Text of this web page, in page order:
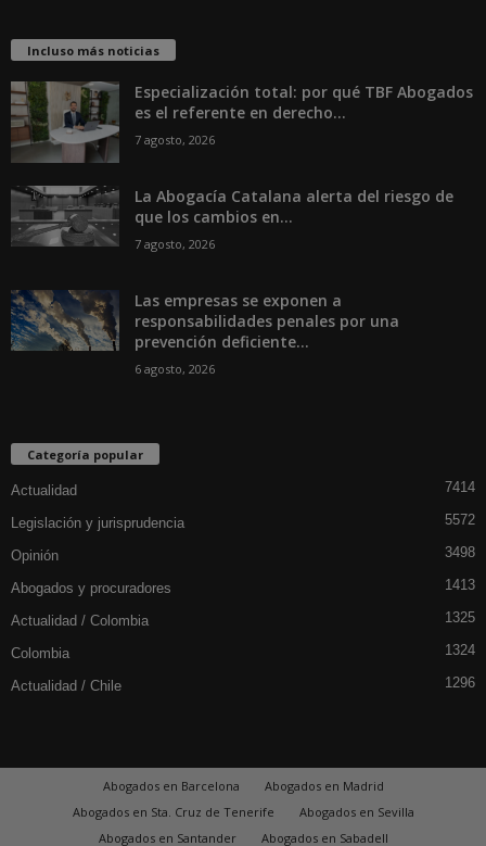
Incluso más noticias
Especialización total: por qué TBF Abogados
es el referente en derecho...
7 agosto, 2026
La Abogacía Catalana alerta del riesgo de
que los cambios en...
7 agosto, 2026
Las empresas se exponen a
responsabilidades penales por una
prevención deficiente...
6 agosto, 2026
Categoría popular
Actualidad 7414
Legislación y jurisprudencia 5572
Opinión 3498
Abogados y procuradores 1413
Actualidad / Colombia 1325
Colombia 1324
Actualidad / Chile 1296
Abogados en Barcelona
Abogados en Madrid
Abogados en Sta. Cruz de Tenerife
Abogados en Sevilla
Abogados en Santander
Abogados en Sabadell